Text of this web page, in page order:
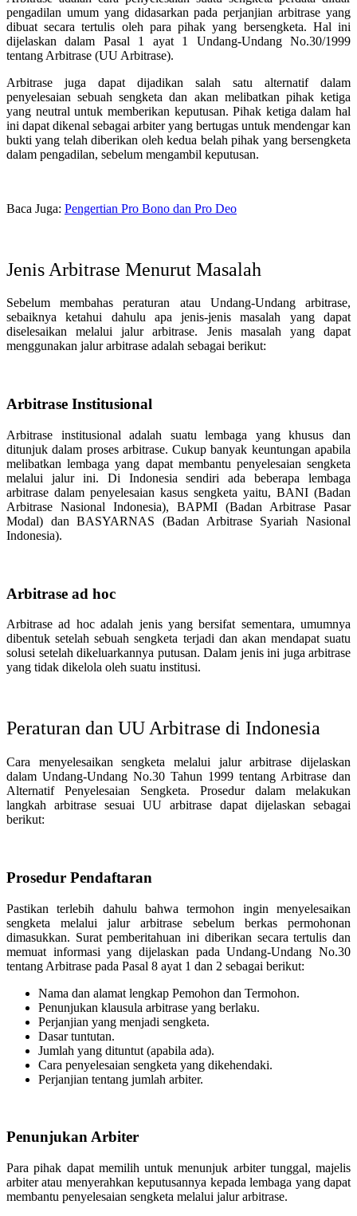
pengadilan umum yang didasarkan pada perjanjian arbitrase yang
dibuat secara tertulis oleh para pihak yang bersengketa. Hal ini
dijelaskan dalam Pasal 1 ayat 1 Undang-Undang No.30/1999
tentang Arbitrase (UU Arbitrase).
Arbitrase juga dapat dijadikan salah satu alternatif dalam
penyelesaian sebuah sengketa dan akan melibatkan pihak ketiga
yang neutral untuk memberikan keputusan. Pihak ketiga dalam hal
ini dapat dikenal sebagai arbiter yang bertugas untuk mendengar kan
bukti yang telah diberikan oleh kedua belah pihak yang bersengketa
dalam pengadilan, sebelum mengambil keputusan.
Baca Juga: Pengertian Pro Bono dan Pro Deo
Jenis Arbitrase Menurut Masalah
Sebelum membahas peraturan atau Undang-Undang arbitrase,
sebaiknya ketahui dahulu apa jenis-jenis masalah yang dapat
diselesaikan melalui jalur arbitrase. Jenis masalah yang dapat
menggunakan jalur arbitrase adalah sebagai berikut:
Arbitrase Institusional
Arbitrase institusional adalah suatu lembaga yang khusus dan
ditunjuk dalam proses arbitrase. Cukup banyak keuntungan apabila
melibatkan lembaga yang dapat membantu penyelesaian sengketa
melalui jalur ini. Di Indonesia sendiri ada beberapa lembaga
arbitrase dalam penyelesaian kasus sengketa yaitu, BANI (Badan
Arbitrase Nasional Indonesia), BAPMI (Badan Arbitrase Pasar
Modal) dan BASYARNAS (Badan Arbitrase Syariah Nasional
Indonesia).
Arbitrase ad hoc
Arbitrase ad hoc adalah jenis yang bersifat sementara, umumnya
dibentuk setelah sebuah sengketa terjadi dan akan mendapat suatu
solusi setelah dikeluarkannya putusan. Dalam jenis ini juga arbitrase
yang tidak dikelola oleh suatu institusi.
Peraturan dan UU Arbitrase di Indonesia
Cara menyelesaikan sengketa melalui jalur arbitrase dijelaskan
dalam Undang-Undang No.30 Tahun 1999 tentang Arbitrase dan
Alternatif Penyelesaian Sengketa. Prosedur dalam melakukan
langkah arbitrase sesuai UU arbitrase dapat dijelaskan sebagai
berikut:
Prosedur Pendaftaran
Pastikan terlebih dahulu bahwa termohon ingin menyelesaikan
sengketa melalui jalur arbitrase sebelum berkas permohonan
dimasukkan. Surat pemberitahuan ini diberikan secara tertulis dan
memuat informasi yang dijelaskan pada Undang-Undang No.30
tentang Arbitrase pada Pasal 8 ayat 1 dan 2 sebagai berikut:
Nama dan alamat lengkap Pemohon dan Termohon.
Penunjukan klausula arbitrase yang berlaku.
Perjanjian yang menjadi sengketa.
Dasar tuntutan.
Jumlah yang dituntut (apabila ada).
Cara penyelesaian sengketa yang dikehendaki.
Perjanjian tentang jumlah arbiter.
Penunjukan Arbiter
Para pihak dapat memilih untuk menunjuk arbiter tunggal, majelis
arbiter atau menyerahkan keputusannya kepada lembaga yang dapat
membantu penyelesaian sengketa melalui jalur arbitrase.